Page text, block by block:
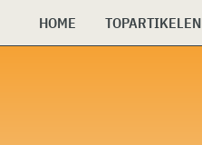
HOME TOPARTIKELEN